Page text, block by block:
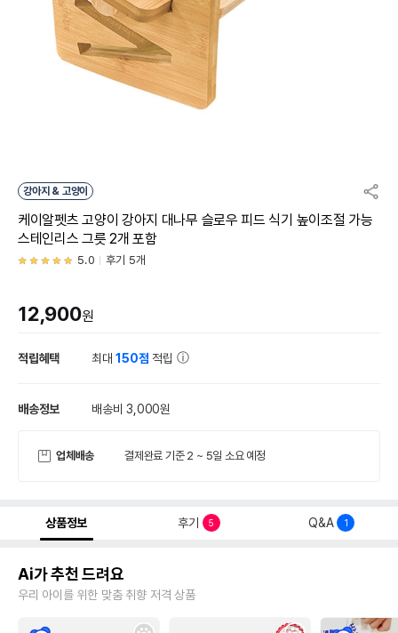
강아지 & 고양이
케이알펫츠 고양이 강아지 대나무 슬로우 피드 식기 높이조절 가능
스테인리스 그릇 2개 포함
5.0 후기 5개
12,900원
적립혜택 최대150점 적립
배송정보 배송비 3,000원
업체배송 결제완료 기준 2 ~ 5일 소요 예정
상품정보 후기 5 Q&A 1
Ai가 추천 드려요
우리 아이를 위한 맞춤 취향 저격 상품